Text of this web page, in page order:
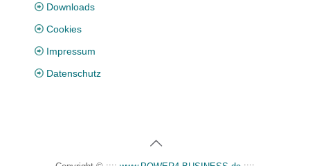
Downloads
Cookies
Impressum
Datenschutz